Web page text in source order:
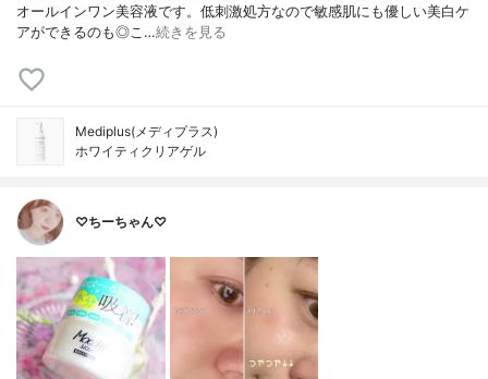
オールインワン美容液です。低刺激処方なので敏感肌にも優しい美白ケ
アができるのも◎こ…続きを見る
Mediplus(メディプラス)
ホワイティクリアゲル
♡ちーちゃん♡